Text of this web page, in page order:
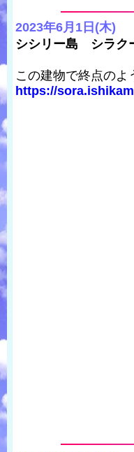
2023年6月1日(木)
シシリー島 シラク
この建物で終点のよ
https://